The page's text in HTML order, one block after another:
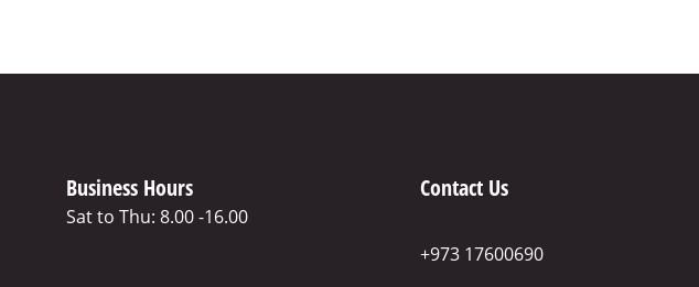
Business Hours
Sat to Thu: 8.00 -16.00
Contact Us
+973 17600690